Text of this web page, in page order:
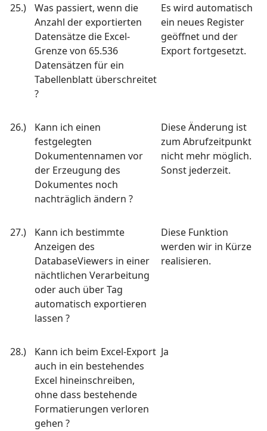
25.)
Was passiert, wenn die
Anzahl der exportierten
Datensätze die Excel-
Grenze von 65.536
Datensätzen für ein
Tabellenblatt überschreitet
?
Es wird automatisch
ein neues Register
geöffnet und der
Export fortgesetzt.
26.)
Kann ich einen
festgelegten
Dokumentennamen vor
der Erzeugung des
Dokumentes noch
nachträglich ändern ?
Diese Änderung ist
zum Abrufzeitpunkt
nicht mehr möglich.
Sonst jederzeit.
27.)
Kann ich bestimmte
Anzeigen des
DatabaseViewers in einer
nächtlichen Verarbeitung
oder auch über Tag
automatisch exportieren
lassen ?
Diese Funktion
werden wir in Kürze
realisieren.
28.)
Kann ich beim Excel-Export
auch in ein bestehendes
Excel hineinschreiben,
ohne dass bestehende
Formatierungen verloren
gehen ?
Ja